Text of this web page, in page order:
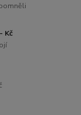
Kč